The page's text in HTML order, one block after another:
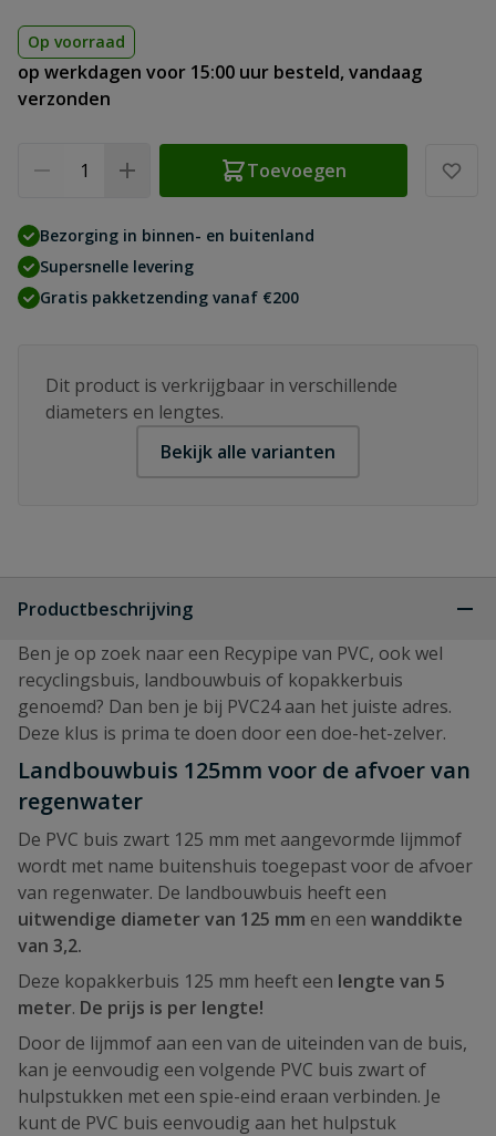
Op voorraad
op werkdagen voor 15:00 uur besteld, vandaag
verzonden
Toevoegen
Bezorging in binnen- en buitenland
Supersnelle levering
Gratis pakketzending vanaf €200
Dit product is verkrijgbaar in verschillende
diameters en lengtes.
Bekijk alle varianten
Productbeschrijving
Ben je op zoek naar een Recypipe van PVC, ook wel
recyclingsbuis, landbouwbuis of kopakkerbuis
genoemd? Dan ben je bij PVC24 aan het juiste adres.
Deze klus is prima te doen door een doe-het-zelver.
Landbouwbuis 125mm voor de afvoer van
regenwater
De PVC buis zwart 125 mm met aangevormde lijmmof
wordt met name buitenshuis toegepast voor de afvoer
van regenwater. De landbouwbuis heeft een
uitwendige diameter van 125 mm en een wanddikte
van 3,2.
Deze kopakkerbuis 125 mm heeft een lengte van 5
meter. De prijs is per lengte!
Door de lijmmof aan een van de uiteinden van de buis,
kan je eenvoudig een volgende PVC buis zwart of
hulpstukken met een spie-eind eraan verbinden. Je
kunt de PVC buis eenvoudig aan het hulpstuk